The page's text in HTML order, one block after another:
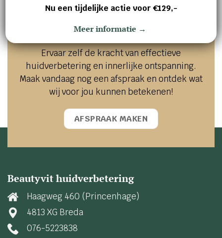
beste!
Ervaar zelf de kracht van effectieve
huidverbetering en innerlijke ontspanning.
Maak vandaag nog een afspraak en ontdek wat
wij voor jou kunnen betekenen!
AFSPRAAK MAKEN
Beautyvit huidverbetering
Haagweg 460 (Princenhage)
4813 XG Breda
076-5223838
Nu een tijdelijke actie voor €129,-
Meer informatie →